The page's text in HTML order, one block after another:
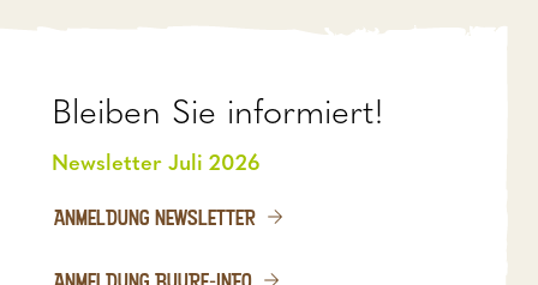
Bleiben Sie informiert!
Newsletter Juli 2026
ANMELDUNG NEWSLETTER